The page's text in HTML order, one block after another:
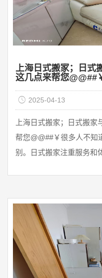
上海日式搬家；日
这几点来帮您@@##
2025-04-13
上海日式搬家；日式搬
帮您@@##￥很多人不知
别。日式搬家注重服务和
高的人。因为日式搬家的
式搬家和普通搬家相比真
很便宜，但公兴搬家公司
家的认可。普通搬家时，
说，如果是普通 ...